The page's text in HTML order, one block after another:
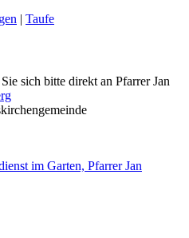
| Taufe
sich bitte direkt an Pfarrer Jan
im Garten, Pfarrer Jan